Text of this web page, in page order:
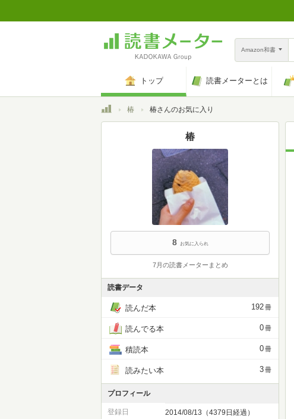
Amazon和書
トップ 読書メーターとは
トップ
椿 椿さんのお気に入り
椿
8 お気に入られ
7月の読書メーターまとめ
読書データ
読んだ本 192冊
読んでる本 0冊
積読本 0冊
読みたい本 3冊
プロフィール
登録日 2014/08/13（4379日経過）